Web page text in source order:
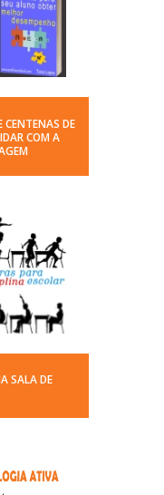
CENTENAS DE
COM A
SALA DE